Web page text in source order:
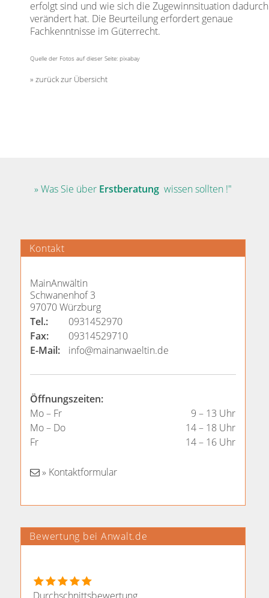
erfolgt sind und wie sich die Zugewinnsituation dadurch
verändert hat. Die Beurteilung erfordert genaue
Fachkenntnisse im Güterrecht.
Quelle der Fotos auf dieser Seite: pixabay
zurück zur Übersicht
» Was Sie über Erstberatungwissen sollten !"
Kontakt
MainAnwältin
Schwanenhof 3
97070 Würzburg
Tel.:
0931452970
Fax:
09314529710
E-Mail:
info@mainanwaeltin.de
Öffnungszeiten:
Mo – Fr
9 – 13 Uhr
Mo – Do
14 – 18 Uhr
Fr
14 – 16 Uhr
» Kontaktformular
Bewertung bei Anwalt.de